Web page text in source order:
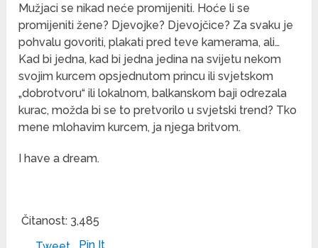
Mužjaci se nikad neće promijeniti. Hoće li se
promijeniti žene? Djevojke? Djevojčice? Za svaku je
pohvalu govoriti, plakati pred teve kamerama, ali…
Kad bi jedna, kad bi jedna jedina na svijetu nekom
svojim kurcem opsjednutom princu ili svjetskom
„dobrotvoru“ ili lokalnom, balkanskom baji odrezala
kurac, možda bi se to pretvorilo u svjetski trend? Tko
mene mlohavim kurcem, ja njega britvom.
I have a dream.
Čitanost: 3,485
Pin It